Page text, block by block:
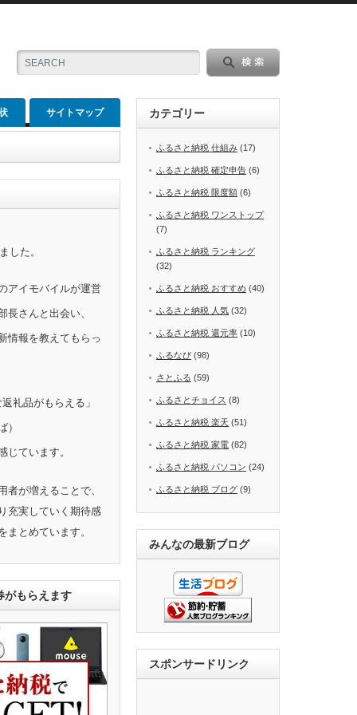
サイトマップ
した。
アイモバイルが運営
長さんと出会い、
情報を教えてもらっ
礼品がもらえる」
）
じています。
者が増えることで、
充実していく期待感
まとめています。
がもらえます
カテゴリー
ふるさと納税 仕組み (17)
ふるさと納税 確定申告 (6)
ふるさと納税 限度額 (6)
ふるさと納税 ワンストップ
(7)
ふるさと納税 ランキング
(32)
ふるさと納税 おすすめ (40)
ふるさと納税 人気 (32)
ふるさと納税 還元率 (10)
ふるなび (98)
さとふる (59)
ふるさとチョイス (8)
ふるさと納税 楽天 (51)
ふるさと納税 家電 (82)
ふるさと納税 パソコン (24)
ふるさと納税 ブログ (9)
みんなの最新ブログ
スポンサードリンク